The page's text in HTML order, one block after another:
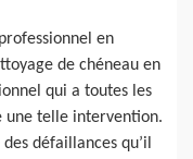
en
de chéneau en
qui a toutes les
une telle intervention.
défaillances qu’il